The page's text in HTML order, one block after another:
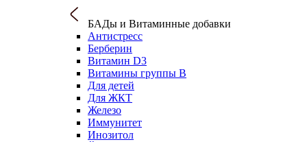
БАДы и Витаминные добавки
Антистресс
Берберин
Витамин D3
Витамины группы B
Для детей
Для ЖКТ
Железо
Иммунитет
Инозитол